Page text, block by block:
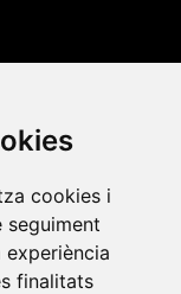
cookies i
finalitats